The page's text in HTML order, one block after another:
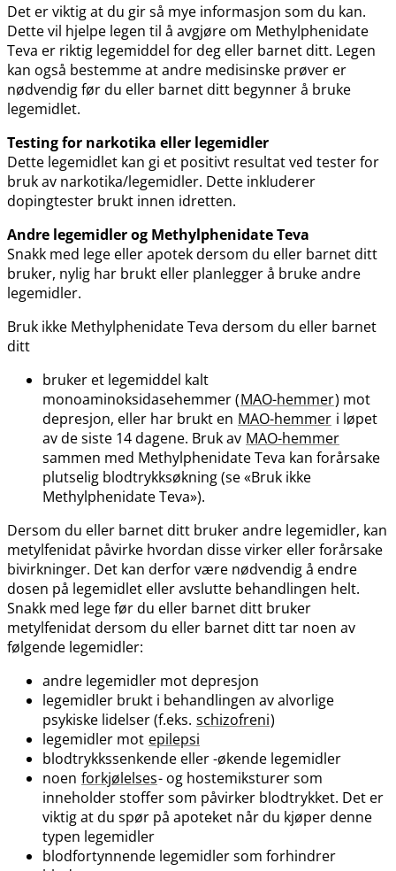
Det er viktig at du gir så mye informasjon som du kan.
Dette vil hjelpe legen til å avgjøre om Methylphenidate
Teva er riktig legemiddel for deg eller barnet ditt. Legen
kan også bestemme at andre medisinske prøver er
nødvendig før du eller barnet ditt begynner å bruke
legemidlet.
Testing for narkotika eller legemidler
Dette legemidlet kan gi et positivt resultat ved tester for
bruk av narkotika​/​legemidler. Dette inkluderer
dopingtester brukt innen idretten.
Andre legemidler og Methylphenidate Teva
Snakk med lege eller apotek dersom du eller barnet ditt
bruker, nylig har brukt eller planlegger å bruke andre
legemidler.
Bruk ikke Methylphenidate Teva dersom du eller barnet
ditt
bruker et legemiddel kalt
monoaminoksidasehemmer (MAO-hemmer) mot
depresjon, eller har brukt en MAO-hemmer i løpet
av de siste 14 dagene. Bruk av MAO-hemmer
sammen med Methylphenidate Teva kan forårsake
plutselig blodtrykksøkning (se «Bruk ikke
Methylphenidate Teva»).
Dersom du eller barnet ditt bruker andre legemidler, kan
metylfenidat påvirke hvordan disse virker eller forårsake
bivirkninger. Det kan derfor være nødvendig å endre
dosen på legemidlet eller avslutte behandlingen helt.
Snakk med lege før du eller barnet ditt bruker
metylfenidat dersom du eller barnet ditt tar noen av
følgende legemidler:
andre legemidler mot depresjon
legemidler brukt i behandlingen av alvorlige
psykiske lidelser (f.eks. schizofreni)
legemidler mot epilepsi
blodtrykkssenkende eller -økende legemidler
noen forkjølelses- og hostemiksturer som
inneholder stoffer som påvirker blodtrykket. Det er
viktig at du spør på apoteket når du kjøper denne
typen legemidler
blodfortynnende legemidler som forhindrer